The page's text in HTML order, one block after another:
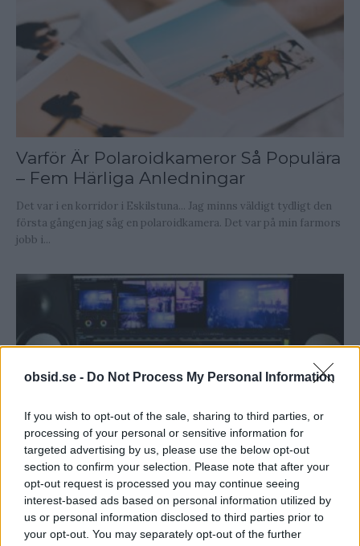
obsid.se - Do Not Process My Personal Information
If you wish to opt-out of the sale, sharing to third parties, or
processing of your personal or sensitive information for
targeted advertising by us, please use the below opt-out
section to confirm your selection. Please note that after your
opt-out request is processed you may continue seeing
interest-based ads based on personal information utilized by
us or personal information disclosed to third parties prior to
your opt-out. You may separately opt-out of the further
Varför Är Polaroidkameror Så Populära
– Fem Härliga Anledningar
Det var i en korridor i Eskilstuna... Jag minns väldigt tydligt den
första gången jag såg en polaroidkamera. Det var på min farmors
jobb i...
10 Enkla Videoredigeringsprogram
För Nybörjare
Att redigera video behöver faktiskt inte vara så svårt... För ett
par år sedan krävde videoredigeringsprogram mycket av din
dator, men nu fungerar de flesta...